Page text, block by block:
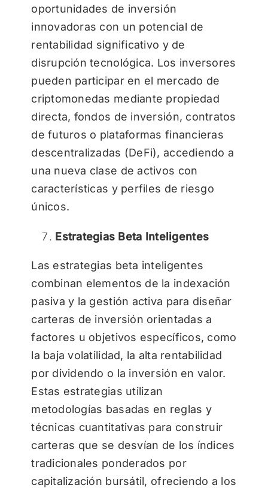
oportunidades de inversión
innovadoras con un potencial de
rentabilidad significativo y de
disrupción tecnológica. Los inversores
pueden participar en el mercado de
criptomonedas mediante propiedad
directa, fondos de inversión, contratos
de futuros o plataformas financieras
descentralizadas (DeFi), accediendo a
una nueva clase de activos con
características y perfiles de riesgo
únicos.
Estrategias Beta Inteligentes
Las estrategias beta inteligentes
combinan elementos de la indexación
pasiva y la gestión activa para diseñar
carteras de inversión orientadas a
factores u objetivos específicos, como
la baja volatilidad, la alta rentabilidad
por dividendo o la inversión en valor.
Estas estrategias utilizan
metodologías basadas en reglas y
técnicas cuantitativas para construir
carteras que se desvían de los índices
tradicionales ponderados por
capitalización bursátil, ofreciendo a los